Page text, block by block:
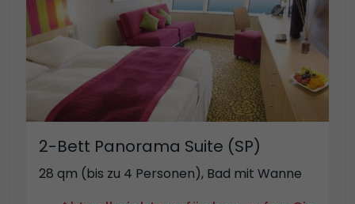
2-Bett Panorama Suite (SP)
28 qm (bis zu 4 Personen), Bad mit Wanne